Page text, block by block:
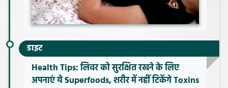
डाइट
Health Tips: लिवर को सुरक्षित रखने के लिए
अपनाएं ये Superfoods, शरीर में नहीं टिकेंगे Toxins